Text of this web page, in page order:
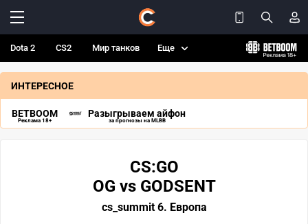
Dota 2 CS2 Мир танков Еще
ИНТЕРЕСНОЕ
BETBOOM
Реклама 18+
Разыгрываем айфон
за прогнозы на MLBB
CS:GO
OG vs GODSENT
cs_summit 6. Европа